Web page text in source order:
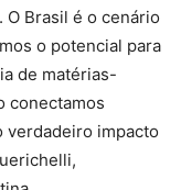
Brasil é o cenário
o potencial para
de matérias-
conectamos
verdadeiro impacto